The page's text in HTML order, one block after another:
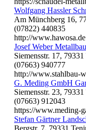
Wolfgang Hassler
Am Münchberg 16,
(07822) 440835
http://www.hawosa.de
Josef Weber
Siemensstr. 17,
(07663) 940777
http://www.stahlbau-
G. Meding GmbH
Siemensstr. 23,
(07663) 912043
https://www.meding-
Stefan Gärtner
Bergstr. 7, 79331